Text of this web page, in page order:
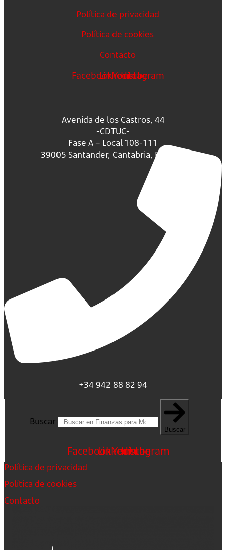
Política de privacidad
Política de cookies
Contacto
FacebookLinkedin
Youtube
Instagram
Avenida de los Castros, 44
-CDTUC-
Fase A – Local 108-111
39005 Santander, Cantabria, España.
+34 942 88 82 94
Buscar
Buscar
FacebookLinkedin
Youtube
Instagram
Política de privacidad
Política de cookies
Contacto